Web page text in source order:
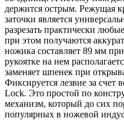
держится острым. Режущая
заточки является
разрезать практически
при этом получаются
ножика составляет 89 мм
рукоятке на нем
заменяет шпенек при
Фиксируется лезвие за счет
Lock. Это простой по
механизм, который до сих
популярных в ножевой